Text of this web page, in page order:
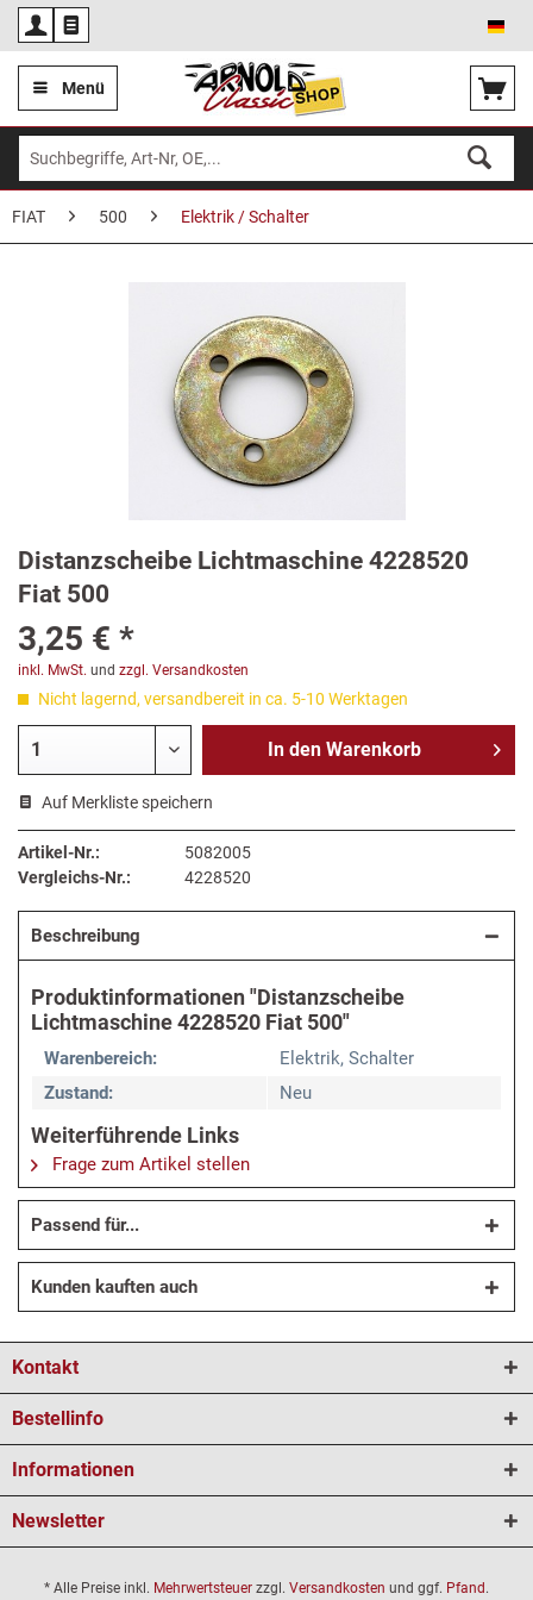
Menü
FIAT 500 Elektrik / Schalter
Distanzscheibe Lichtmaschine 4228520
Fiat 500
3,25 € *
inkl. MwSt. und zzgl. Versandkosten
Nicht lagernd, versandbereit in ca. 5-10 Werktagen
In den Warenkorb
Auf Merkliste speichern
Artikel-Nr.:
5082005
Vergleichs-Nr.:
4228520
Beschreibung
Produktinformationen "Distanzscheibe
Lichtmaschine 4228520 Fiat 500"
Warenbereich:
Elektrik, Schalter
Zustand:
Neu
Weiterführende Links
Frage zum Artikel stellen
Passend für...
Kunden kauften auch
Kontakt
Bestellinfo
Informationen
Newsletter
* Alle Preise inkl. Mehrwertsteuer zzgl. Versandkosten und ggf. Pfand.